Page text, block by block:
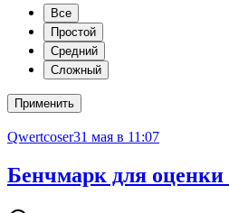
Все
Простой
Средний
Сложный
Применить
Qwertcoser31 мая в 11:07
Бенчмарк для оценки